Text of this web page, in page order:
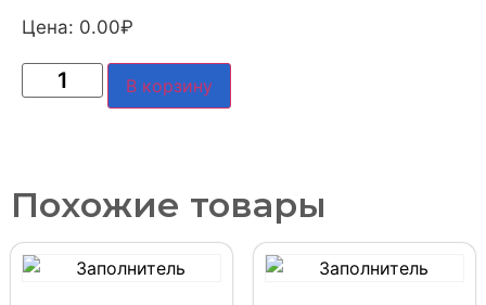
Цена: 0.00₽
В корзину
Похожие товары